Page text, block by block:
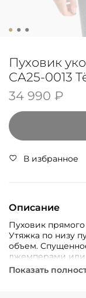
Пуховик
CA25-0013
34 990 ₽
В избранное
Описание
Пуховик
Утяжка по низу
объем.
джемперами иди
Показать